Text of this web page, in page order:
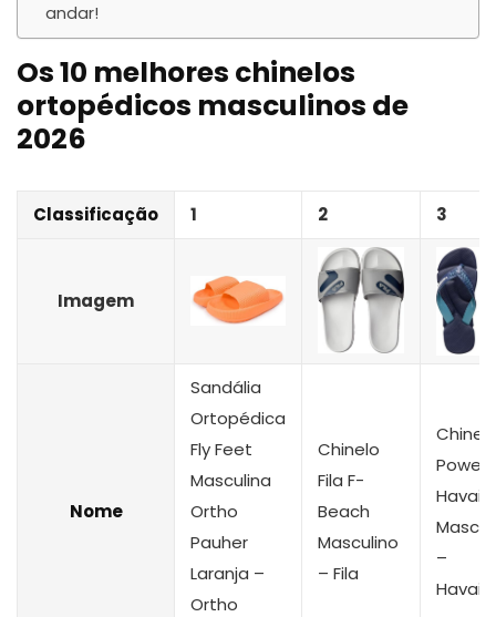
andar!
Os 10 melhores chinelos
ortopédicos masculinos de
2026
Classificação 1 2 3
Imagem
Nome
Sandália
Ortopédica
Fly Feet
Masculina
Ortho
Pauher
Laranja –
Ortho
Chinelo
Fila F-
Beach
Masculino
– Fila
Power
–